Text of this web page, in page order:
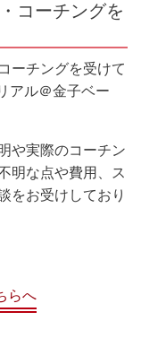
コーチングを
ーチングを受けて
アル＠金子ベー
や実際のコーチン
明な点や費用、ス
をお受けしており
らへ